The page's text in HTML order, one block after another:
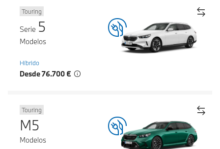
Touring
Serie 5
Modelos
Híbrido
Desde 76.700 €
Touring
M5
Modelos